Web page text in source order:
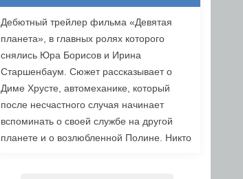
Дебютный трейлер фильма «Девятая
планета», в главных ролях которого
снялись Юра Борисов и Ирина
Старшенбаум. Сюжет рассказывает о
Диме Хрусте, автомеханике, который
после несчастного случая начинает
вспоминать о своей службе на другой
планете и о возлюбленной Полине. Никто